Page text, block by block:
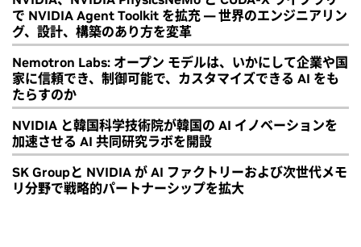
で NVIDIA Agent Toolkit を拡充 ― 世界のエンジニアリン
グ、設計、構築のあり方を変革
Nemotron Labs: オープン モデルは、いかにして企業や国
家に信頼でき、制御可能で、カスタマイズできる AI をも
たらすのか
NVIDIA と韓国科学技術院が韓国の AI イノベーションを
加速させる AI 共同研究ラボを開設
SK Groupと NVIDIA が AI ファクトリーおよび次世代メモ
リ分野で戦略的パートナーシップを拡大